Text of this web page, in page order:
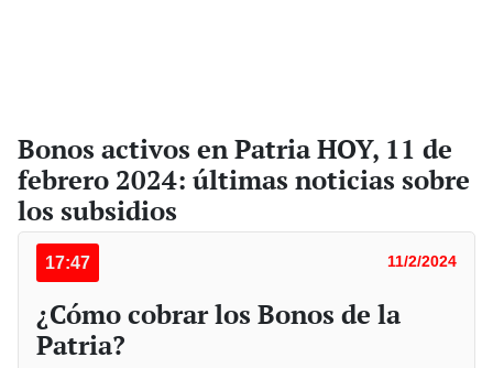
Bonos activos en Patria HOY, 11 de
febrero 2024: últimas noticias sobre
los subsidios
17:47 11/2/2024
¿Cómo cobrar los Bonos de la
Patria?